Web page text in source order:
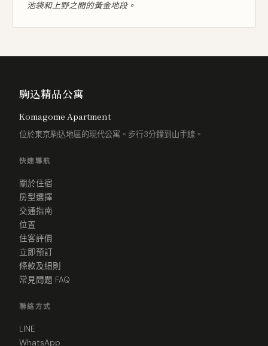
池袋和上野之間的黃金地段。
駒込精品公寓
Komagome Apartment
位於東京駒込地區的現代公寓。步行3分鐘到山手線。
快速導航
關於住宿
房型選擇
交通指南
位置
住客評價
立即預訂
條款及細則
常見問題 FAQ
聯絡方式
LINE
WhatsApp